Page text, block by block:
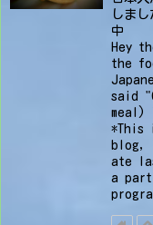
しま
中
Hey
the
said
*This
blog,
ate
a